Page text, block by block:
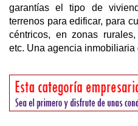
garantías el tipo de
terrenos para edificar, para
céntricos, en zonas
etc. Una agencia